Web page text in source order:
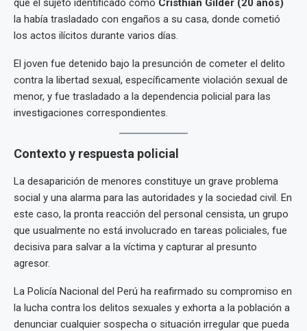
que el sujeto identificado como Cristhian Gilder (20 años)
la había trasladado con engaños a su casa, donde cometió
los actos ilícitos durante varios días.
El joven fue detenido bajo la presunción de cometer el delito
contra la libertad sexual, específicamente violación sexual de
menor, y fue trasladado a la dependencia policial para las
investigaciones correspondientes.
Contexto y respuesta policial
La desaparición de menores constituye un grave problema
social y una alarma para las autoridades y la sociedad civil. En
este caso, la pronta reacción del personal censista, un grupo
que usualmente no está involucrado en tareas policiales, fue
decisiva para salvar a la víctima y capturar al presunto
agresor.
La Policía Nacional del Perú ha reafirmado su compromiso en
la lucha contra los delitos sexuales y exhorta a la población a
denunciar cualquier sospecha o situación irregular que pueda